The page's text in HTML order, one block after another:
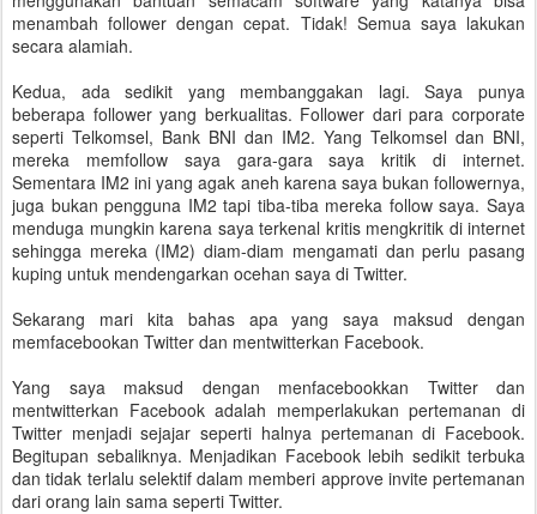
menambah follower dengan cepat. Tidak! Semua saya lakukan
secara alamiah.
Kedua, ada sedikit yang membanggakan lagi. Saya punya
beberapa follower yang berkualitas. Follower dari para corporate
seperti Telkomsel, Bank BNI dan IM2. Yang Telkomsel dan BNI,
mereka memfollow saya gara-gara saya kritik di internet.
Sementara IM2 ini yang agak aneh karena saya bukan followernya,
juga bukan pengguna IM2 tapi tiba-tiba mereka follow saya. Saya
menduga mungkin karena saya terkenal kritis mengkritik di internet
sehingga mereka (IM2) diam-diam mengamati dan perlu pasang
kuping untuk mendengarkan ocehan saya di Twitter.
Sekarang mari kita bahas apa yang saya maksud dengan
memfacebookan Twitter dan mentwitterkan Facebook.
Yang saya maksud dengan menfacebookkan Twitter dan
mentwitterkan Facebook adalah memperlakukan pertemanan di
Twitter menjadi sejajar seperti halnya pertemanan di Facebook.
Begitupan sebaliknya. Menjadikan Facebook lebih sedikit terbuka
dan tidak terlalu selektif dalam memberi approve invite pertemanan
dari orang lain sama seperti Twitter.